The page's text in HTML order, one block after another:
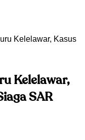
Kelelawar, Kasus
Kelelawar,
SAR